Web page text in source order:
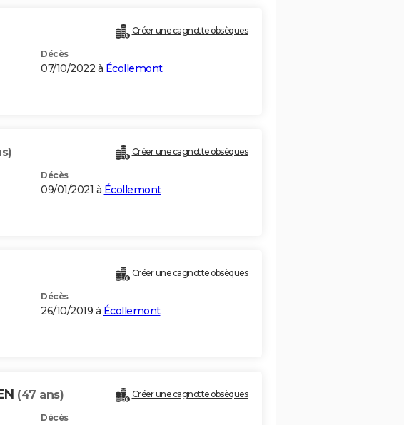
Créer une cagnotte obsèques
Décès
07/10/2022 à Écollemont
Créer une cagnotte obsèques
Décès
09/01/2021 à Écollemont
Créer une cagnotte obsèques
Décès
26/10/2019 à Écollemont
(47 ans) Créer une cagnotte obsèques
Décès